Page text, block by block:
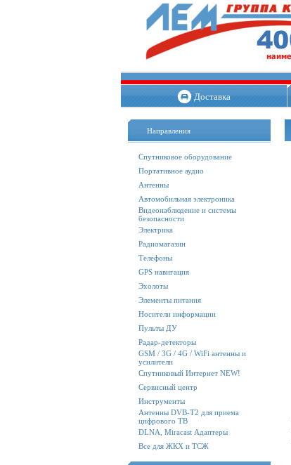
Доставка
Направления
Спутниковое оборудование
Портативное аудио
Антенны
Автомобильная электроника
Видеонаблюдение и системы
безопасности
Электрика
Радиомагазин
Телефоны
GPS навигация
Эхолоты
Элементы питания
Носители информации
Пульты ДУ
Радар-детекторы
GSM / 3G / 4G / WiFi антенны и
усилители
Спутниковый Интернет NEW!
Сервисный центр
Инструменты
Антенны DVB-T2 для приема
цифрового ТВ
DLNA, Miracast Адаптеры
Все для ЖКХ и ТСЖ